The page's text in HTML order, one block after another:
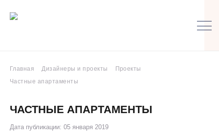
Главная Дизайнеры и проекты
Проекты
Частные апартаменты
ЧАСТНЫЕ АПАРТАМЕНТЫ
Дата публикации: 05 января 2019